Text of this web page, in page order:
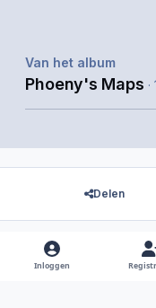
Van het album
Phoeny's Maps
Delen
Er zijn
Inloggen